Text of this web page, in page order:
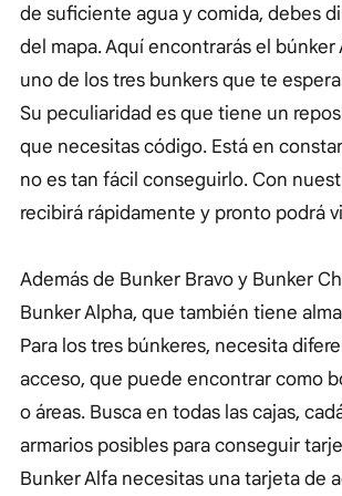
de suficiente agua y comida, debes
del mapa. Aquí encontrarás el búnker
uno de los tres bunkers que te
Su peculiaridad es que tiene un
que necesitas código. Está en
no es tan fácil conseguirlo. Con
recibirá rápidamente y pronto podrá
Además de Bunker Bravo y Bunker
Bunker Alpha, que también tiene
Para los tres búnkeres, necesita
acceso, que puede encontrar como
o áreas. Busca en todas las cajas,
armarios posibles para conseguir
Bunker Alfa necesitas una tarjeta de